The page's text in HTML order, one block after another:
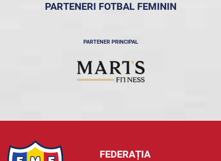
PARTENERI FOTBAL FEMININ
PARTENER PRINCIPAL
FEDERAȚIA